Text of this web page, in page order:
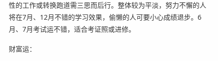
性的工作或转换跑道需三思而后行。整体较为平淡，努力不懈的人
将在7月、12月不错的学习效果，偷懒的人可要小心成绩退步。6
月、7月考试运不错，适合考证照或进修。
财富运：